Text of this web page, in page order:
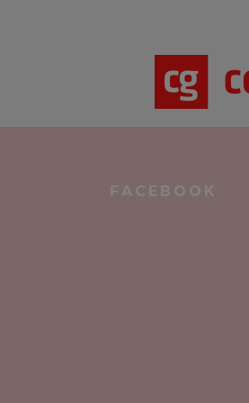
FACEBOOK